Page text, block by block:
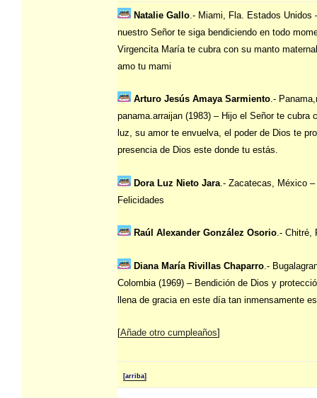
Natalie Gallo .- Miami, Fla. Estados Unidos
nuestro Señor te siga bendiciendo en todo
Virgencita María te cubra con su manto
amo tu mami
Arturo Jesús Amaya Sarmiento.-
panama.arraijan (1983) – Hijo el Señor te cubra
luz, su amor te envuelva, el poder de Dios te
presencia de Dios este donde tu estás.
Dora Luz Nieto Jara .- Zacatecas, México –
Felicidades
Raúl Alexander González Osorio.- Chitré,
Diana María Rivillas Chaparro .-
Colombia (1969) – Bendición de Dios y
llena de gracia en este día tan inmensamente
[Añade otro cumpleaños]
[arriba]